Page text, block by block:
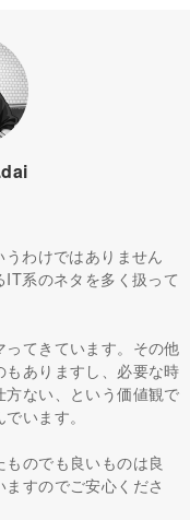
わけではありません
系のネタを多く扱って
てきています。その他
ありますし、必要な時
ない、という価値観で
います。
のでも良いものは良
すのでご安心くださ